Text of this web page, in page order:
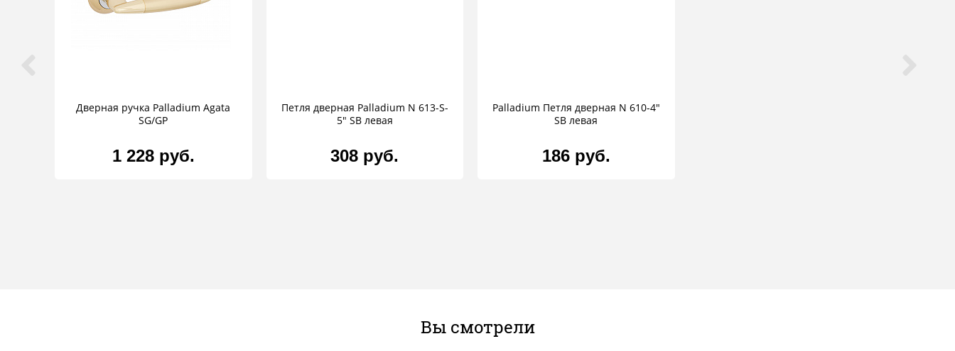
Дверная ручка Palladium Agata
SG/GP
1 228 руб.
Петля дверная Palladium N 613-S-
5" SB левая
308 руб.
Palladium Петля дверная N 610-4"
SB левая
186 руб.
Вы смотрели